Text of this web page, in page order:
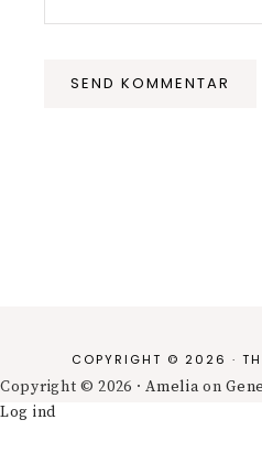
COPYRIGHT © 2026 ·
Copyright © 2026 ·Ameliaon
Log ind